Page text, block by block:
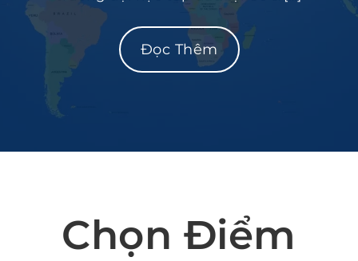
Đọc Thêm
Chọn Điểm